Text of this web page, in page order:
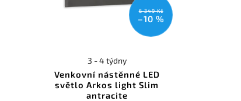
6 349 Kč
–10 %
Venkovní nástěnné LED
světlo Arkos light Slim
antracite
3 - 4 týdny